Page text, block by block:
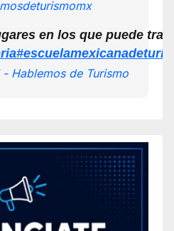
en los que puede
Hablemos de Turismo